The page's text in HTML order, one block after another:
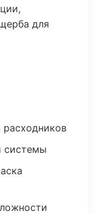
для
расходников
системы